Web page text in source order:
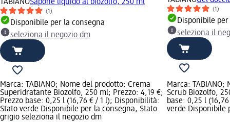
TABIANOSapone liquido al biozolfo, 250 ml
(1)
Disponibile per la consegna
seleziona il negozio dm
(1)
Disponibile
seleziona il
Marca: TABIANO; Nome del prodotto: Crema
Superidratante Biozolfo, 250 ml; Prezzo: 4,19 €;
Prezzo base: 0,25 l (16,76 € / 1 l); Disponibilità:
Stato verde Disponibile per la consegna, Stato
grigio seleziona il negozio dm
Marca:
Scrub Biozolfo,
base: 0,25 l
verde Disponibile